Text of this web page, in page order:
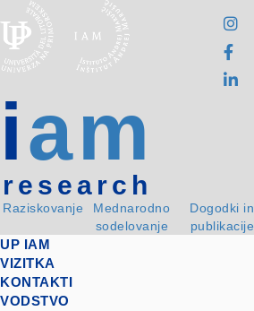
iam
research
Raziskovanje
Mednarodno
sodelovanje
Dogodki in
publikacije
UP IAM
VIZITKA
KONTAKTI
VODSTVO